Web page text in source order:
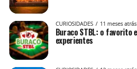
CURIOSIDADES 11 meses atrás
Buraco STBL: o favorito
experientes